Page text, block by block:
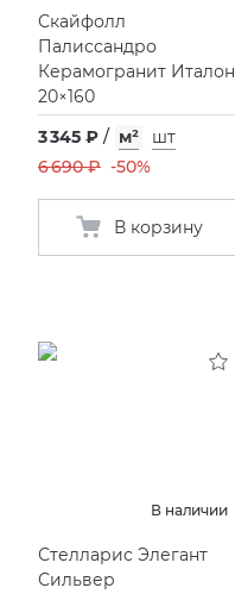
Скайфолл
Палиссандро
Керамогранит Италон
20×160
3 345 ₽ / м²
шт
6 690 ₽ -50%
В корзину
В наличии
Стелларис Элегант
Сильвер